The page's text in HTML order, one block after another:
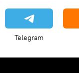
Telegram